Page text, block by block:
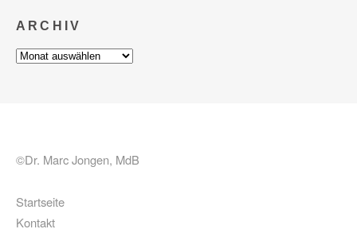
ARCHIV
Archiv
©Dr. Marc Jongen, MdB
Startseite
Kontakt